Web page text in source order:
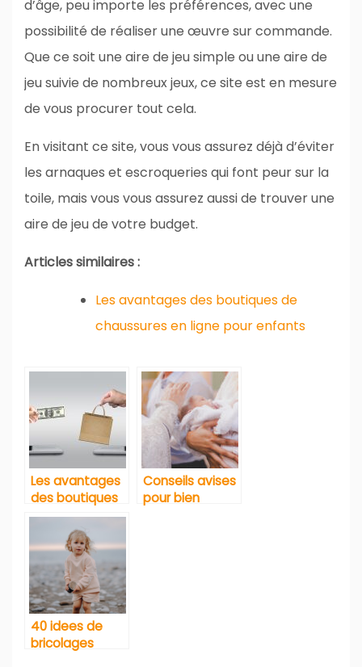
d’âge, peu importe les préférences, avec une
possibilité de réaliser une œuvre sur commande.
Que ce soit une aire de jeu simple ou une aire de
jeu suivie de nombreux jeux, ce site est en mesure
de vous procurer tout cela.
En visitant ce site, vous vous assurez déjà d’éviter
les arnaques et escroqueries qui font peur sur la
toile, mais vous vous assurez aussi de trouver une
aire de jeu de votre budget.
Articles similaires :
Les avantages des boutiques de
chaussures en ligne pour enfants
Les avantages
des boutiques
de chaussures
en ligne pour
enfants
Conseils avises
pour bien
40 idees de
bricolages